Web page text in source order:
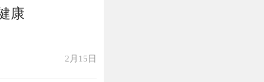
康
2月15日